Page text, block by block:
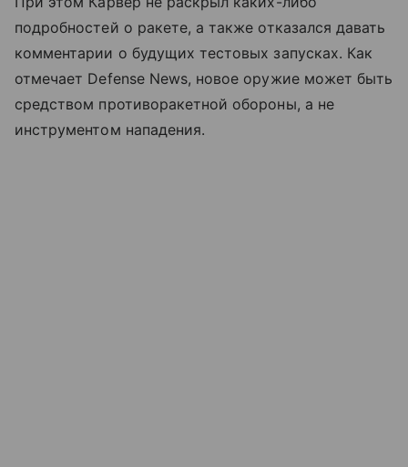
подробностей о ракете, а также отказался давать
комментарии о будущих тестовых запусках. Как
отмечает Defense News, новое оружие может быть
средством противоракетной обороны, а не
инструментом нападения.